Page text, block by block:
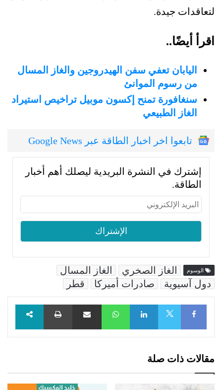
لتعاقدات جيدة.
اقرأ أيضًا..
اليابان تعفي سفن الهيدروجين والغاز المسال
من رسوم الموانئ
سنغافورة تمنح إكسون موبيل تراخيص استيراد
الغاز الطبيعي
تابعوا اخر اخبار الطاقة عبر Google News
إشترك في النشرة البريدية ليصلك أهم أخبار
الطاقة.
الوسوم الغاز الصخري
الغاز المسال
دول آسيوية
صادرات أميركا قطر
Facebook
LinkedIn
WhatsAppمشاركة عبر البريد طباعة
مقالات ذات صلة